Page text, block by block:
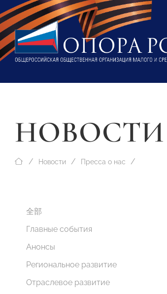
НОВОСТИ
Новости Пресса о нас
全部
Главные события
Анонсы
Региональное развитие
Отраслевое развитие